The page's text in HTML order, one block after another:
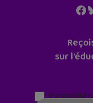
sur
Parentalité